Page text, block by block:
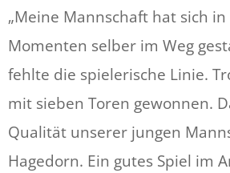
„Meine Mannschaft hat sich in
Momenten selber im Weg
fehlte die spielerische Linie.
mit sieben Toren gewonnen.
Qualität unserer jungen
Hagedorn. Ein gutes Spiel im